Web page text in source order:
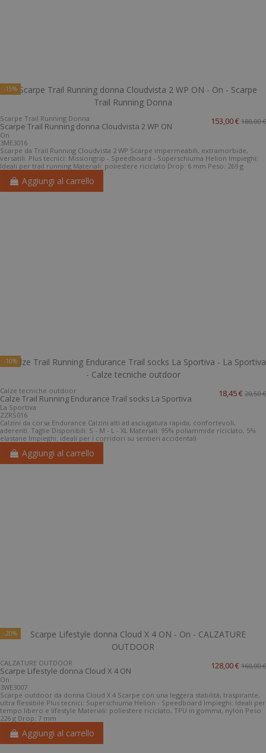
-15%
Scarpe Trail Running Donna
Scarpe Trail Running donna Cloudvista 2 WP ON
On
3ME3016
153,00 € 180,00 €
Scarpe da Trail Running Cloudvista 2 WP Scarpe impermeabili, extramorbide,
versatili. Plus tecnici: Missiongrip - Speedboard - Superschiuma Helion Impieghi:
Ideali per trail running Materiali: poliestere riciclato Drop: 6 mm Peso: 269 g
Aggiungi al carrello
-10%
Calze tecniche outdoor
Calze Trail Running Endurance Trail socks La Sportiva
La Sportiva
ZZRS016
18,45 € 20,50 €
Calzini da corsa Endurance Calzini alti ad asciugatura rapida, confortevoli,
aderenti. Taglie Disponibili: S - M - L - XL Materiali: 95% poliammide riciclato, 5%
elastane Impieghi: ideali per i corridori su sentieri accidentali
Aggiungi al carrello
-20%
CALZATURE OUTDOOR
Scarpe Lifestyle donna Cloud X 4 ON
On
3WE3007
128,00 € 160,00 €
Scarpe outdoor da donna Cloud X 4 Scarpe con una leggera stabilità, traspirante,
ultra flessibile Plus tecnici: Superschiuma Helion - Speedboard Impieghi: Ideali per
tempo libero e lifestyle Materiali: poliestere riciclato, TPU in gomma, nylon Peso:
226 g Drop: 7 mm
Aggiungi al carrello